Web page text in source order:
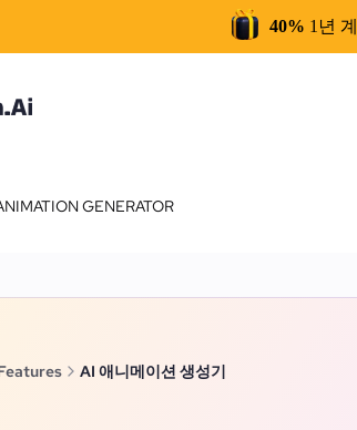
40% 1년
GENERATOR
AI 애니메이션 생성기